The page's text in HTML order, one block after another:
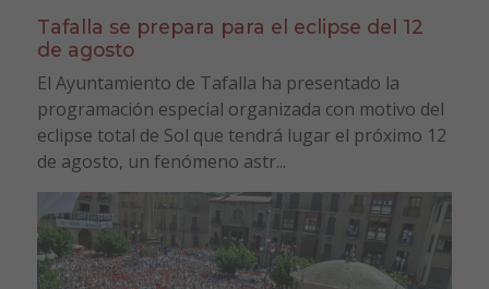
Tafalla se prepara para el eclipse del 12
de agosto
El Ayuntamiento de Tafalla ha presentado la
programación especial organizada con motivo del
eclipse total de Sol que tendrá lugar el próximo 12
de agosto, un fenómeno astr...